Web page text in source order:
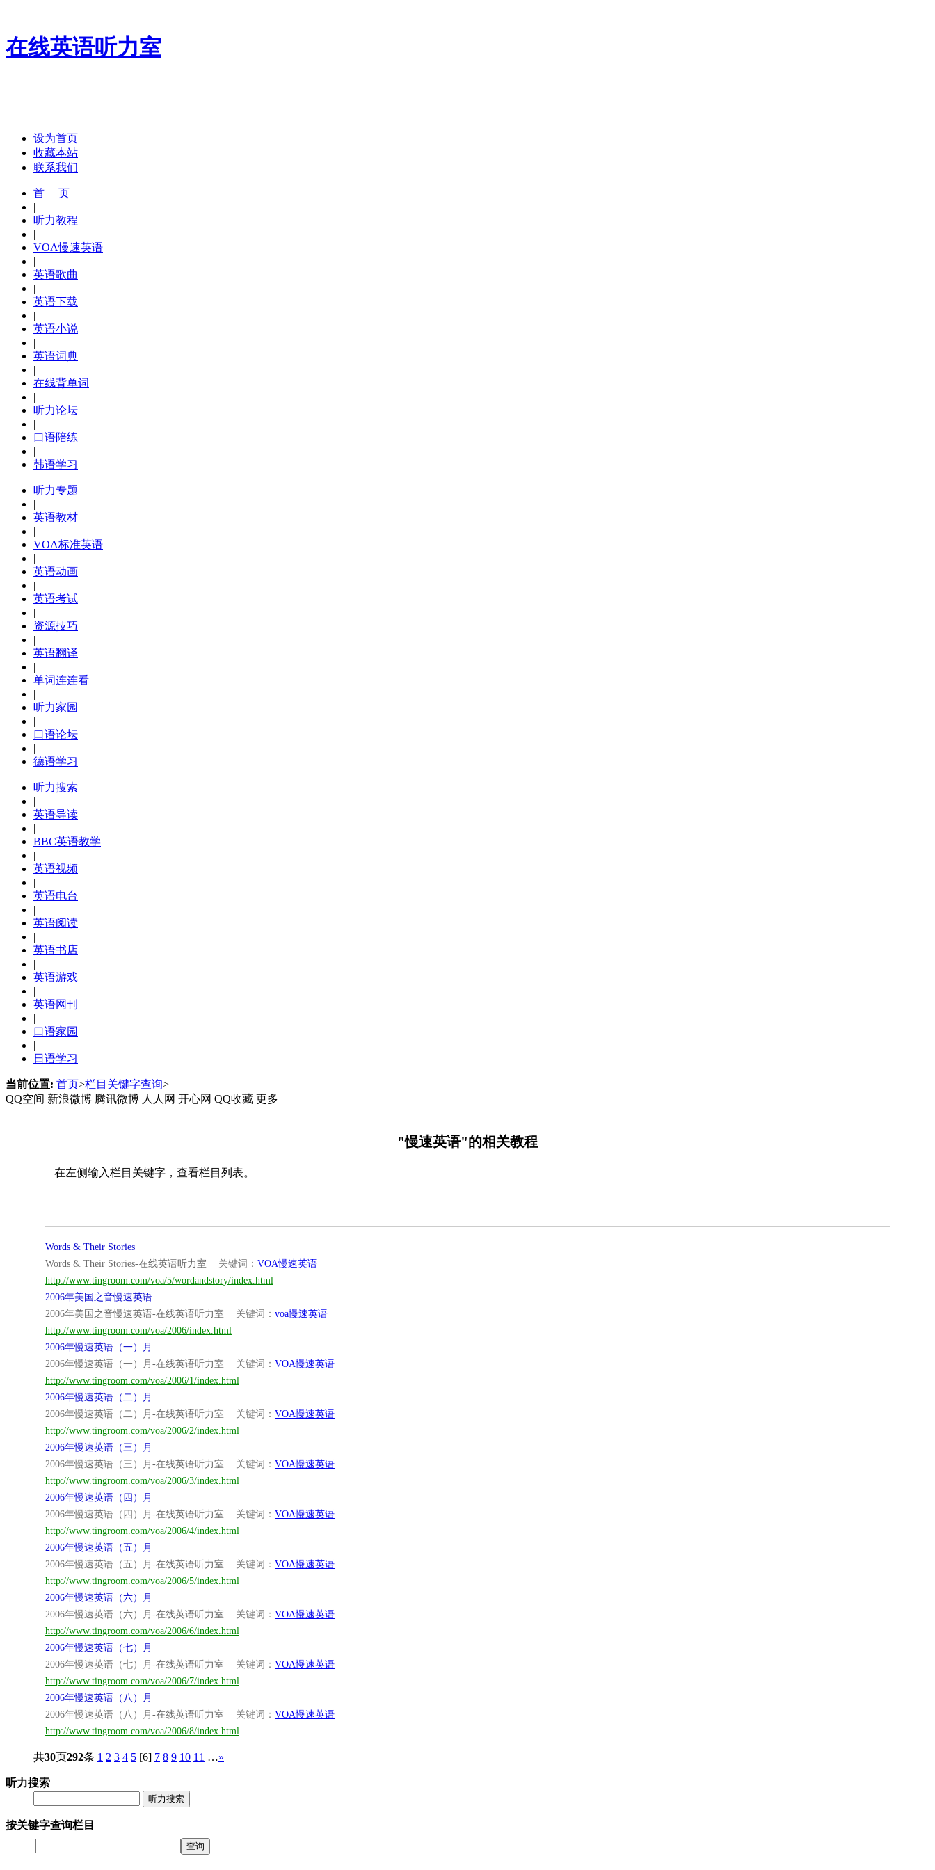
在线英语听力室
设为首页
收藏本站
联系我们
首 页
|
听力教程
|
VOA慢速英语
|
英语歌曲
|
英语下载
|
英语小说
|
英语词典
|
在线背单词
|
听力论坛
|
口语陪练
|
韩语学习
听力专题
|
英语教材
|
VOA标准英语
|
英语动画
|
英语考试
|
资源技巧
|
英语翻译
|
单词连连看
|
听力家园
|
口语论坛
|
德语学习
听力搜索
|
英语导读
|
BBC英语教学
|
英语视频
|
英语电台
|
英语阅读
|
英语书店
|
英语游戏
|
英语网刊
|
口语家园
|
日语学习
当前位置: 首页>栏目关键字查询>
QQ空间 新浪微博 腾讯微博 人人网 开心网 QQ收藏 更多
"慢速英语"的相关教程
在左侧输入栏目关键字，查看栏目列表。
Words & Their Stories
Words & Their Stories-在线英语听力室
关键词： VOA慢速英语
http://www.tingroom.com/voa/5/wordandstory/index.html
2006年美国之音慢速英语
2006年美国之音慢速英语-在线英语听力室
关键词： voa慢速英语
http://www.tingroom.com/voa/2006/index.html
2006年慢速英语（一）月
2006年慢速英语（一）月-在线英语听力室
关键词： VOA慢速英语
http://www.tingroom.com/voa/2006/1/index.html
2006年慢速英语（二）月
2006年慢速英语（二）月-在线英语听力室
关键词： VOA慢速英语
http://www.tingroom.com/voa/2006/2/index.html
2006年慢速英语（三）月
2006年慢速英语（三）月-在线英语听力室
关键词： VOA慢速英语
http://www.tingroom.com/voa/2006/3/index.html
2006年慢速英语（四）月
2006年慢速英语（四）月-在线英语听力室
关键词： VOA慢速英语
http://www.tingroom.com/voa/2006/4/index.html
2006年慢速英语（五）月
2006年慢速英语（五）月-在线英语听力室
关键词： VOA慢速英语
http://www.tingroom.com/voa/2006/5/index.html
2006年慢速英语（六）月
2006年慢速英语（六）月-在线英语听力室
关键词： VOA慢速英语
http://www.tingroom.com/voa/2006/6/index.html
2006年慢速英语（七）月
2006年慢速英语（七）月-在线英语听力室
关键词： VOA慢速英语
http://www.tingroom.com/voa/2006/7/index.html
2006年慢速英语（八）月
2006年慢速英语（八）月-在线英语听力室
关键词： VOA慢速英语
http://www.tingroom.com/voa/2006/8/index.html
共30页292条 1 2 3 4 5 [6] 7 8 9 10 11 …»
听力搜索
听力搜索
按关键字查询栏目